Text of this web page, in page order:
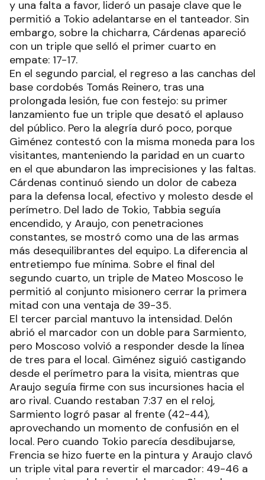
y una falta a favor, lideró un pasaje clave que le
permitió a Tokio adelantarse en el tanteador. Sin
embargo, sobre la chicharra, Cárdenas apareció
con un triple que selló el primer cuarto en
empate: 17-17.
En el segundo parcial, el regreso a las canchas del
base cordobés Tomás Reinero, tras una
prolongada lesión, fue con festejo: su primer
lanzamiento fue un triple que desató el aplauso
del público. Pero la alegría duró poco, porque
Giménez contestó con la misma moneda para los
visitantes, manteniendo la paridad en un cuarto
en el que abundaron las imprecisiones y las faltas.
Cárdenas continuó siendo un dolor de cabeza
para la defensa local, efectivo y molesto desde el
perímetro. Del lado de Tokio, Tabbia seguía
encendido, y Araujo, con penetraciones
constantes, se mostró como una de las armas
más desequilibrantes del equipo. La diferencia al
entretiempo fue mínima. Sobre el final del
segundo cuarto, un triple de Mateo Moscoso le
permitió al conjunto misionero cerrar la primera
mitad con una ventaja de 39-35.
El tercer parcial mantuvo la intensidad. Delón
abrió el marcador con un doble para Sarmiento,
pero Moscoso volvió a responder desde la línea
de tres para el local. Giménez siguió castigando
desde el perímetro para la visita, mientras que
Araujo seguía firme con sus incursiones hacia el
aro rival. Cuando restaban 7:37 en el reloj,
Sarmiento logró pasar al frente (42-44),
aprovechando un momento de confusión en el
local. Pero cuando Tokio parecía desdibujarse,
Frencia se hizo fuerte en la pintura y Araujo clavó
un triple vital para revertir el marcador: 49-46 a